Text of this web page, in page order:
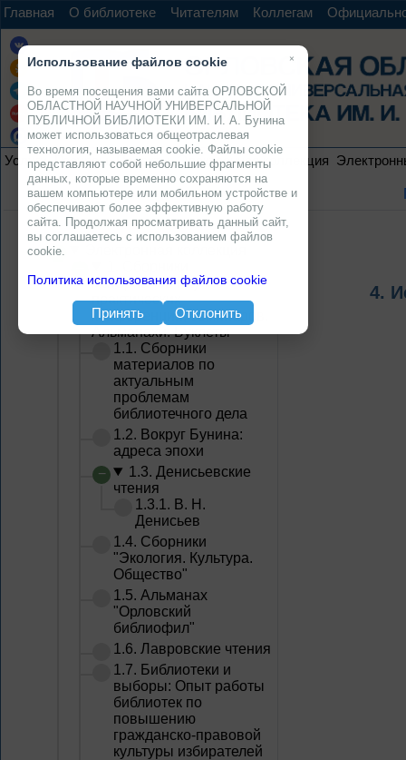
Главная О библиотеке Читателям Коллегам
Услуги Ресурсы Проекты Электронная коллекция
материалов научно-
практических
конференций, семинаров.
Альманахи. Буклеты
1.1. Сборники
материалов по
актуальным
проблемам
библиотечного дела
1.2. Вокруг Бунина:
адреса эпохи
1.3. Денисьевские
чтения
1.3.1. В. Н.
Денисьев
1.4. Сборники
"Экология. Культура.
Общество"
1.5. Альманах
"Орловский
библиофил"
1.6. Лавровские чтения
1.7. Библиотеки и
выборы: Опыт работы
библиотек по
повышению
гражданско-правовой
культуры избирателей
4.
×
Использование файлов cookie
Во время посещения вами сайта ОРЛОВСКОЙ
ОБЛАСТНОЙ НАУЧНОЙ УНИВЕРСАЛЬНОЙ
ПУБЛИЧНОЙ БИБЛИОТЕКИ ИМ. И. А. Бунина
может использоваться общеотраслевая
технология, называемая cookie. Файлы cookie
представляют собой небольшие фрагменты
данных, которые временно сохраняются на
вашем компьютере или мобильном устройстве и
обеспечивают более эффективную работу
сайта. Продолжая просматривать данный сайт,
вы соглашаетесь с использованием файлов
cookie.
Политика использования файлов cookie
Принять Отклонить